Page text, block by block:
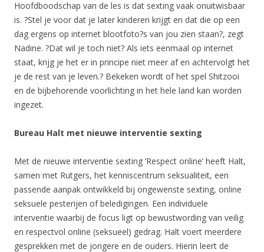
Hoofdboodschap van de les is dat sexting vaak onuitwisbaar
is. ?Stel je voor dat je later kinderen krijgt en dat die op een
dag ergens op internet blootfoto?s van jou zien staan?, zegt
Nadine. ?Dat wil je toch niet? Als iets eenmaal op internet
staat, krijg je het er in principe niet meer af en achtervolgt het
je de rest van je leven.? Bekeken wordt of het spel Shitzooi
en de bijbehorende voorlichting in het hele land kan worden
ingezet.
Bureau Halt met nieuwe interventie sexting
Met de nieuwe interventie sexting ‘Respect online’ heeft Halt,
samen met Rutgers, het kenniscentrum seksualiteit, een
passende aanpak ontwikkeld bij ongewenste sexting, online
seksuele pesterijen of beledigingen. Een individuele
interventie waarbij de focus ligt op bewustwording van veilig
en respectvol online (seksueel) gedrag. Halt voert meerdere
gesprekken met de jongere en de ouders. Hierin leert de